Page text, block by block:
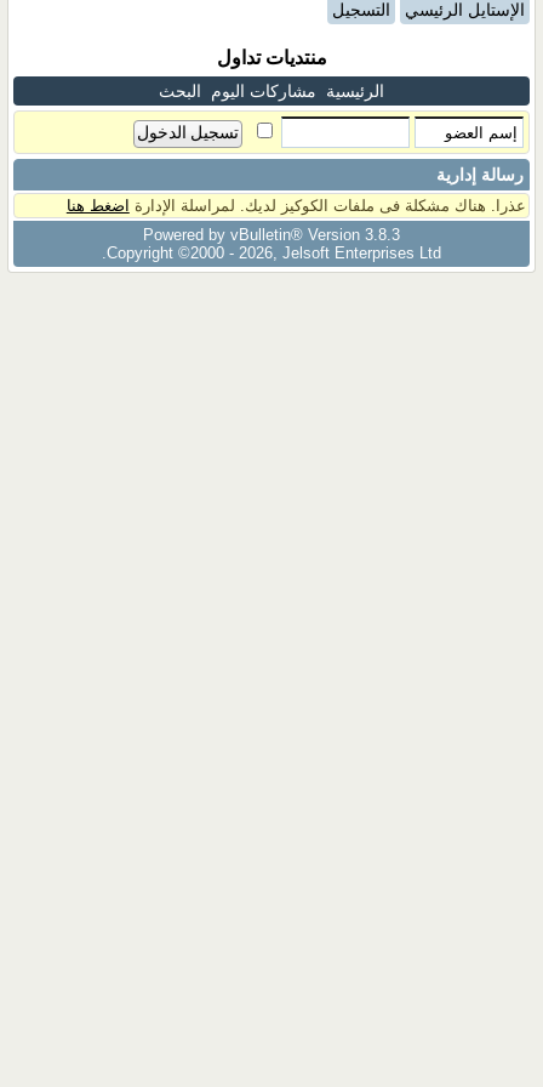
الإستايل الرئيسي التسجيل
منتديات تداول
الرئيسية مشاركات اليوم البحث
رسالة إدارية
عذرا. هناك مشكلة فى ملفات الكوكيز لديك. لمراسلة الإدارة اضغط هنا
Powered by vBulletin® Version 3.8.3
Copyright ©2000 - 2026, Jelsoft Enterprises Ltd.